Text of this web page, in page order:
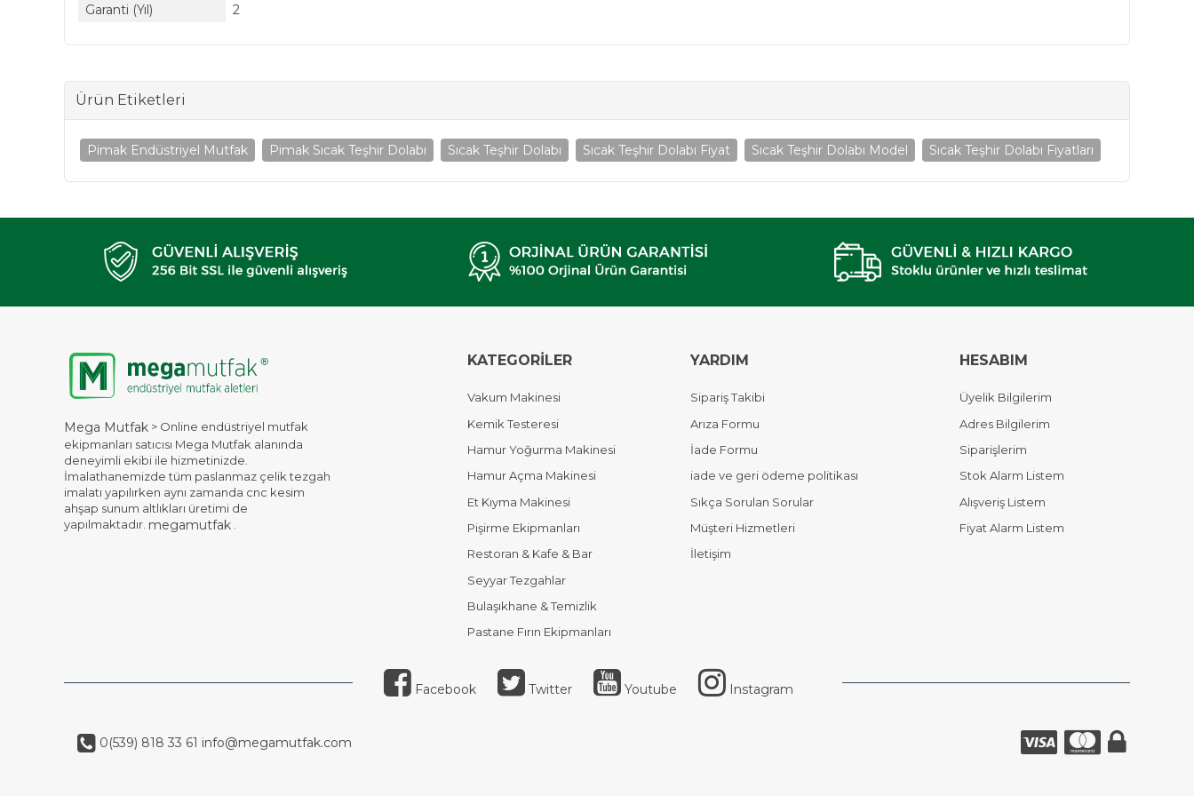
Garanti (Yıl)
2
Ürün Etiketleri
Pimak Endüstriyel Mutfak Pimak Sıcak Teşhir Dolabı Sıcak Teşhir Dolabı Sıcak Teşhir Dolabı Fiyat Sıcak Teşhir Dolabı Model Sıcak Teşhir Dolabı Fiyatları
Mega Mutfak > Online endüstriyel mutfak
ekipmanları satıcısı Mega Mutfak alanında
deneyimli ekibi ile hizmetinizde.
İmalathanemizde tüm paslanmaz çelik tezgah
imalatı yapılırken aynı zamanda cnc kesim
ahşap sunum altlıkları üretimi de
yapılmaktadır. megamutfak
KATEGORİLER
Vakum Makinesi
Kemik Testeresi
Hamur Yoğurma Makinesi
Hamur Açma Makinesi
Et Kıyma Makinesi
Pişirme Ekipmanları
Restoran & Kafe & Bar
Seyyar Tezgahlar
Bulaşıkhane & Temizlik
Pastane Fırın Ekipmanları
YARDIM
Sipariş Takibi
Arıza Formu
İade Formu
iade ve geri ödeme politikası
Sıkça Sorulan Sorular
Müşteri Hizmetleri
İletişim
HESABIM
Üyelik Bilgilerim
Adres Bilgilerim
Siparişlerim
Stok Alarm Listem
Alışveriş Listem
Fiyat Alarm Listem
Facebook Twitter Youtube Instagram
0(539) 818 33 61 info@megamutfak.com